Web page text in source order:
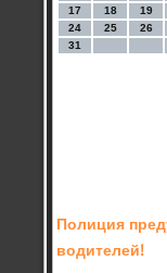
17
18 19
24
25 26
31
Полиция
водителей!